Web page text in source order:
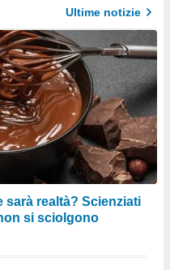
Ultime notizie
sarà realtà? Scienziati
si sciolgono